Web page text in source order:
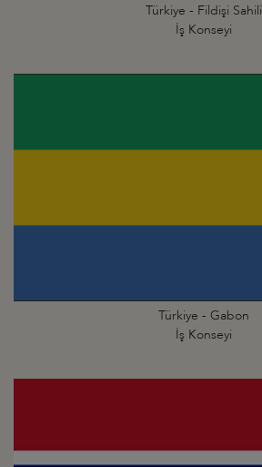
Türkiye - Fildişi Sahili
İş Konseyi
Türkiye - Gabon
İş Konseyi